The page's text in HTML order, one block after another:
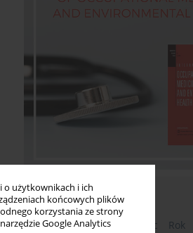
o użytkownikach i ich
końcowych plików
korzystania ze strony
Google Analytics
Najczęściej czytane
Bieżący numer Miesiąc
Rok